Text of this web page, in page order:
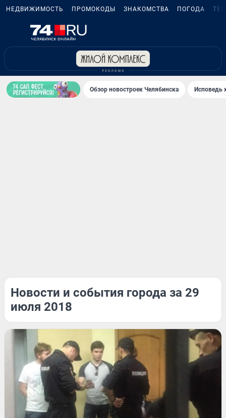
НЕДВИЖИМОСТЬ ПРОМОКОДЫ ЗНАКОМСТВА ПОГОДА
Обзор новостроек Челябинска Исповедь
Новости и события города за 29
июля 2018